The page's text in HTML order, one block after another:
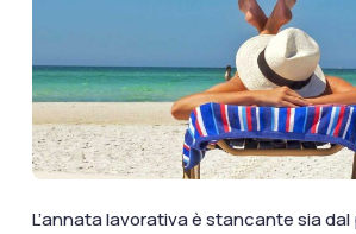
Accedi / Registrati
L’annata lavorativa è stancante sia